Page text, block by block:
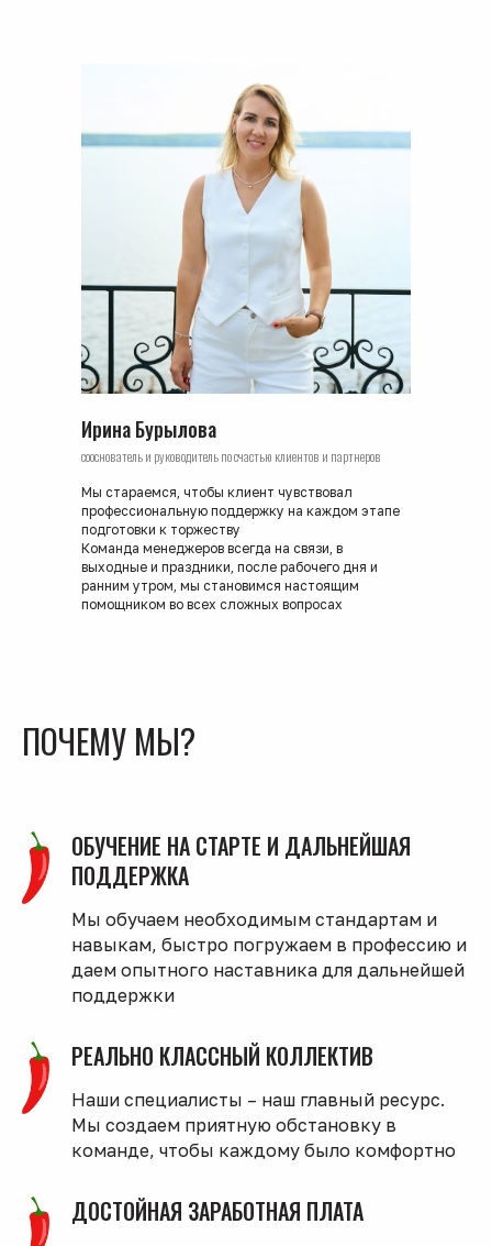
Ирина Бурылова
сооснователь и руководитель по счастью клиентов и партнеров
Мы стараемся, чтобы клиент чувствовал
профессиональную поддержку на каждом этапе
подготовки к торжеству
Команда менеджеров всегда на связи, в
выходные и праздники, после рабочего дня и
ранним утром, мы становимся настоящим
помощником во всех сложных вопросах
ПОЧЕМУ МЫ?
ОБУЧЕНИЕ НА СТАРТЕ И ДАЛЬНЕЙШАЯ
ПОДДЕРЖКА
Мы обучаем необходимым стандартам и
навыкам, быстро погружаем в профессию и
даем опытного наставника для дальнейшей
поддержки
РЕАЛЬНО КЛАССНЫЙ КОЛЛЕКТИВ
Наши специалисты – наш главный ресурс.
Мы создаем приятную обстановку в
команде, чтобы каждому было комфортно
ДОСТОЙНАЯ ЗАРАБОТНАЯ ПЛАТА